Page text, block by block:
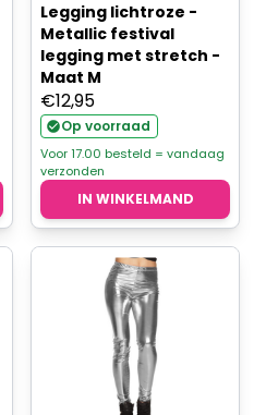
Legging lichtroze -
Metallic festival
legging met stretch -
Maat M
€12,95
Op voorraad
Voor 17.00 besteld = vandaag
verzonden
IN WINKELMAND